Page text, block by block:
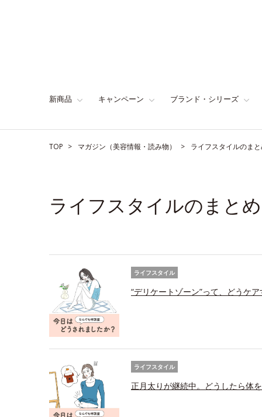
新商品 キャンペーン ブランド・シリーズ
TOP マガジン（美容情報・読み物） ライフスタイルのま
ライフスタイルのまとめ
ライフスタイル
“デリケートゾーン”って、どうケ
ライフスタイル
正月太りが継続中。どうしたら体